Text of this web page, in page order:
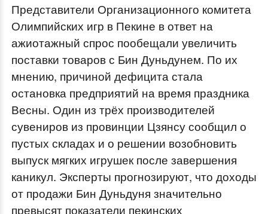
Представители Организационного комитета
Олимпийских игр в Пекине в ответ на
ажиотажный спрос пообещали увеличить
поставки товаров с Бин Дуньдунем. По их
мнению, причиной дефицита стала
остановка предприятий на время праздника
Весны. Один из трёх производителей
сувениров из провинции Цзянсу сообщил о
пустых складах и о решении возобновить
выпуск мягких игрушек после завершения
каникул. Эксперты прогнозируют, что доходы
от продажи Бин Дуньдуня значительно
превысят показатели пекинских